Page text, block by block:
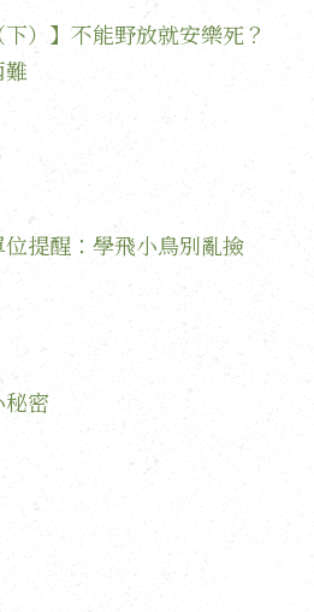
下）】不能野放就安樂死？
提醒：學飛小鳥別亂撿
密